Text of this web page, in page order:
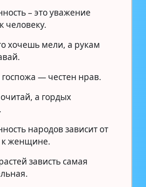
– это уважение
человеку.
хочешь мели, а рукам
госпожа — честен нрав.
а гордых
народов зависит от
женщине.
зависть самая